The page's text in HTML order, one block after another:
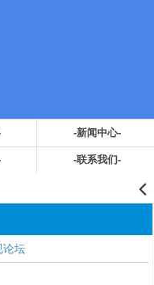
-新闻中心-
-联系我们-
󰊒
论坛